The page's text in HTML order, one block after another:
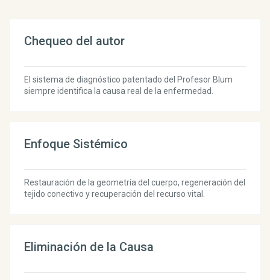
Chequeo del autor
El sistema de diagnóstico patentado del Profesor Blum
siempre identifica la causa real de la enfermedad.
Enfoque Sistémico
Restauración de la geometría del cuerpo, regeneración del
tejido conectivo y recuperación del recurso vital.
Eliminación de la Causa